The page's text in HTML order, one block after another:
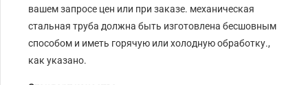
вашем запросе цен или при заказе. механическая
стальная труба должна быть изготовлена ​​бесшовным
способом и иметь горячую или холодную обработку.,
как указано.